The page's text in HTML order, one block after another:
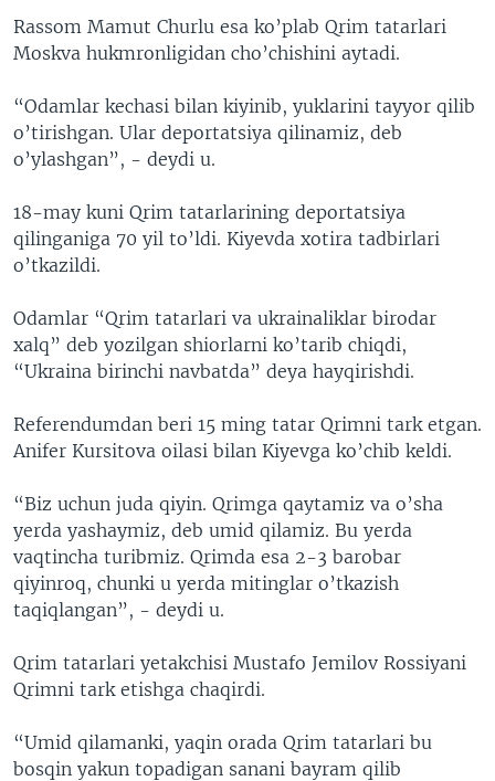
Rassom Mamut Churlu esa ko’plab Qrim tatarlari
Moskva hukmronligidan cho’chishini aytadi.
“Odamlar kechasi bilan kiyinib, yuklarini tayyor qilib
o’tirishgan. Ular deportatsiya qilinamiz, deb
o’ylashgan”, - deydi u.
18-may kuni Qrim tatarlarining deportatsiya
qilinganiga 70 yil to’ldi. Kiyevda xotira tadbirlari
o’tkazildi.
Odamlar “Qrim tatarlari va ukrainaliklar birodar
xalq” deb yozilgan shiorlarni ko’tarib chiqdi,
“Ukraina birinchi navbatda” deya hayqirishdi.
Referendumdan beri 15 ming tatar Qrimni tark etgan.
Anifer Kursitova oilasi bilan Kiyevga ko’chib keldi.
“Biz uchun juda qiyin. Qrimga qaytamiz va o’sha
yerda yashaymiz, deb umid qilamiz. Bu yerda
vaqtincha turibmiz. Qrimda esa 2-3 barobar
qiyinroq, chunki u yerda mitinglar o’tkazish
taqiqlangan”, - deydi u.
Qrim tatarlari yetakchisi Mustafo Jemilov Rossiyani
Qrimni tark etishga chaqirdi.
“Umid qilamanki, yaqin orada Qrim tatarlari bu
bosqin yakun topadigan sanani bayram qilib